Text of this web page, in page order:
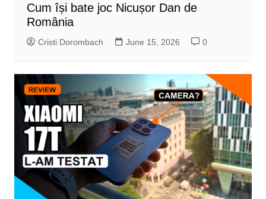
Cum își bate joc Nicușor Dan de
România
Cristi Dorombach June 15, 2026 0